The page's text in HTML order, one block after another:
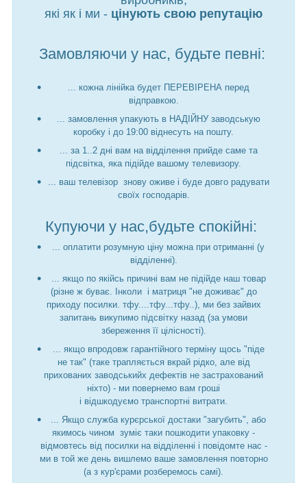
які як і ми - цінують свою репутацію
Замовляючи у нас, будьте певні:
... кожна лінійка будет ПЕРЕВІРЕНА перед
відправкою.
... замовлення упакують в НАДІЙНУ заводськую
коробку і до 19:00 віднесуть на пошту.
... за 1..2 дні вам на відділення прийде саме та
підсвітка, яка підійде вашому телевизору.
... ваш телевізор знову оживе і буде довго радувати
своїх господарів.
Купуючи у нас,будьте спокійні:
... оплатити розумную ціну можна при отриманні (у
відділенні).
... якщо по якійсь причині вам не підійде наш товар
(різне ж буває. Інколи і матриця "не доживає" до
приходу посилки. тфу....тфу...тфу..), ми без зайвих
запитань викупимо підсвітку назад (за умови
збереження її цілісності).
... якщо впродовж гарантійного терміну щось "піде
не так" (таке трапляється вкрай рідко, але від
прихованих заводськийх дефектів не застрахований
ніхто) - ми повернемо вам гроші
і відшкодуємо транспортні витрати.
... Якщо служба курєрської достаки "загубить", або
якимось чином зуміє таки пошкодити упаковку -
відмовтесь від посилки на відділенні і повідомте нас -
ми в той же день вишлемо ваше замовлення повторно
(а з кур'єрами розберемось самі).